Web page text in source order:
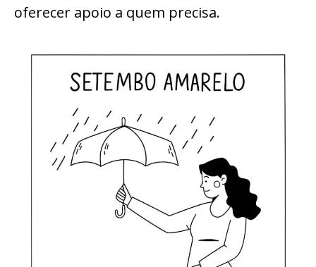
oferecer apoio a quem precisa.